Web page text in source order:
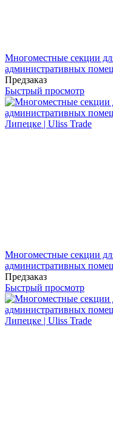
Многоместные секции
административных
Предзаказ
Быстрый просмотр
Многоместные секции
административных
Предзаказ
Быстрый просмотр